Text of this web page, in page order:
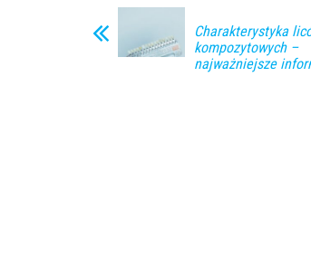
Charakterystyka
kompozytowych –
najważniejsze